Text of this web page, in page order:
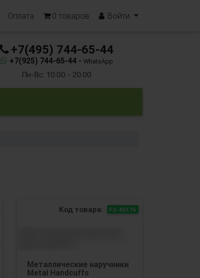
Оплата 0 товаров Войти
+7(495) 744-65-44
+7(925) 744-65-44 - WhatsApp
Пн-Вс: 10:00 - 20:00
Код товара: FS-40176
Металлические наручники
Metal Handcuffs